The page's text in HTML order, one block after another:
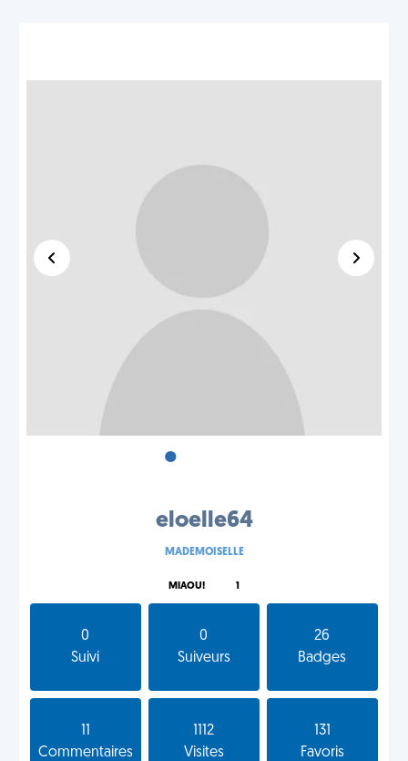
•
eloelle64
MADEMOISELLE
MIAOU! 1
0
Suivi
0
Suiveurs
26
Badges
Commentaires
1112
Visites
131
Favoris